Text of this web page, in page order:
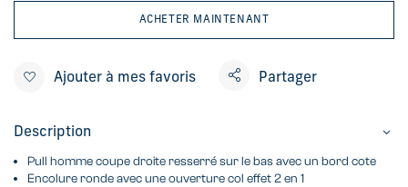
ACHETER MAINTENANT
Ajouter à mes favoris Partager
Description
Pull homme coupe droite resserré sur le bas avec un bord cote
Encolure ronde avec une ouverture col effet 2 en 1